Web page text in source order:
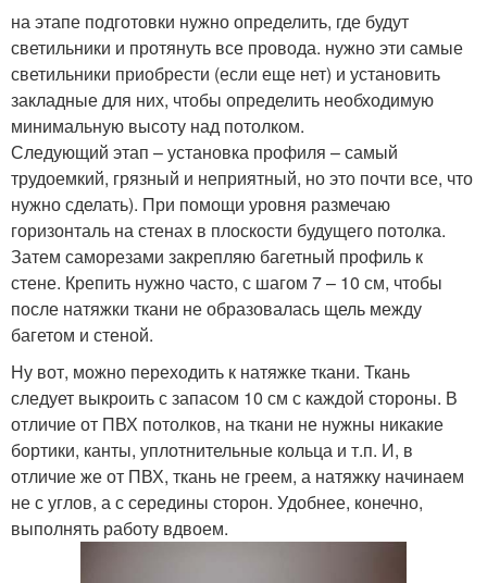
на этапе подготовки нужно определить, где будут
светильники и протянуть все провода. нужно эти самые
светильники приобрести (если еще нет) и установить
закладные для них, чтобы определить необходимую
минимальную высоту над потолком.
Следующий этап – установка профиля – самый
трудоемкий, грязный и неприятный, но это почти все, что
нужно сделать). При помощи уровня размечаю
горизонталь на стенах в плоскости будущего потолка.
Затем саморезами закрепляю багетный профиль к
стене. Крепить нужно часто, с шагом 7 – 10 см, чтобы
после натяжки ткани не образовалась щель между
багетом и стеной.
Ну вот, можно переходить к натяжке ткани. Ткань
следует выкроить с запасом 10 см с каждой стороны. В
отличие от ПВХ потолков, на ткани не нужны никакие
бортики, канты, уплотнительные кольца и т.п. И, в
отличие же от ПВХ, ткань не греем, а натяжку начинаем
не с углов, а с середины сторон. Удобнее, конечно,
выполнять работу вдвоем.